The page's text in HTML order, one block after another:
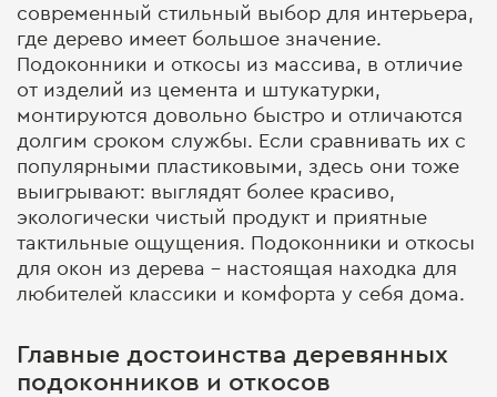
современный стильный выбор для интерьера,
где дерево имеет большое значение.
Подоконники и откосы из массива, в отличие
от изделий из цемента и штукатурки,
монтируются довольно быстро и отличаются
долгим сроком службы. Если сравнивать их с
популярными пластиковыми, здесь они тоже
выигрывают: выглядят более красиво,
экологически чистый продукт и приятные
тактильные ощущения. Подоконники и откосы
для окон из дерева – настоящая находка для
любителей классики и комфорта у себя дома.
Главные достоинства деревянных
подоконников и откосов